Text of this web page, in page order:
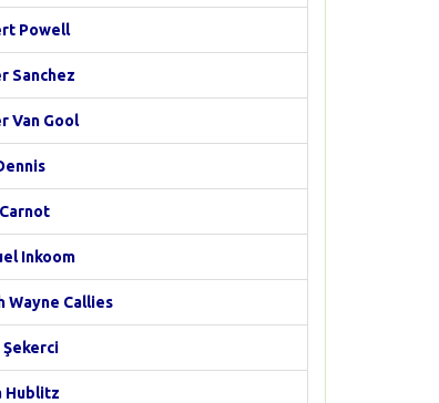
Powell
Sanchez
Van Gool
Inkoom
Wayne Callies
Şekerci
Hublitz